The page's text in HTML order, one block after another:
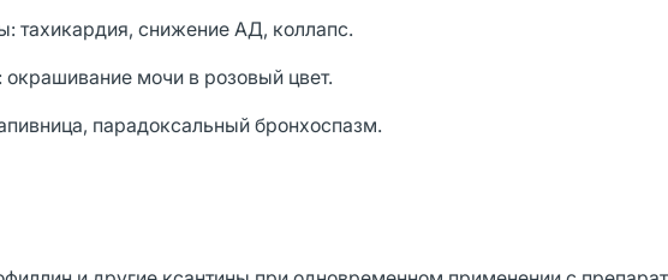
тахикардия, снижение АД, коллапс.
мочи в розовый цвет.
парадоксальный бронхоспазм.